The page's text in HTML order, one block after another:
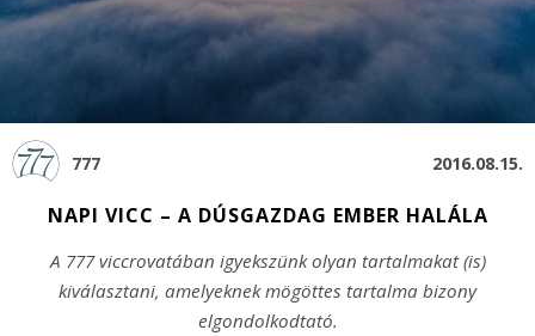
777 2016.08.15.
NAPI VICC – A DÚSGAZDAG EMBER HALÁLA
A 777 viccrovatában igyekszünk olyan tartalmakat (is)
kiválasztani, amelyeknek mögöttes tartalma bizony
elgondolkodtató.